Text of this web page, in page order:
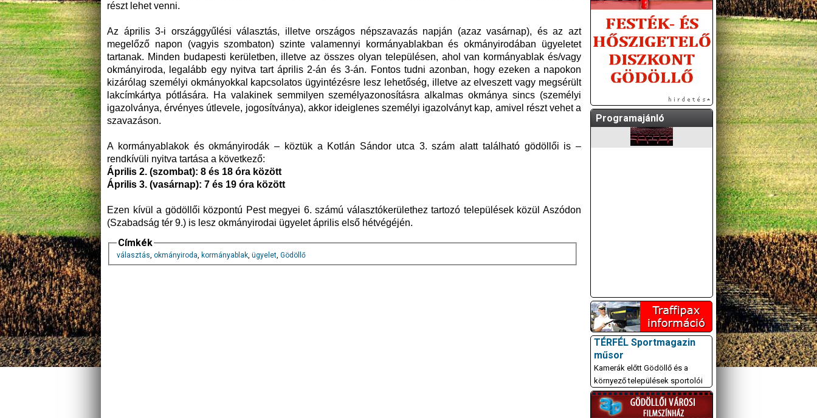
részt lehet venni.
Az április 3-i országgyűlési választás, illetve országos népszavazás napján (azaz vasárnap), és az azt
megelőző napon (vagyis szombaton) szinte valamennyi kormányablakban és okmányirodában ügyeletet
tartanak. Minden budapesti kerületben, illetve az összes olyan településen, ahol van kormányablak és/vagy
okmányiroda, legalább egy nyitva tart április 2-án és 3-án. Fontos tudni azonban, hogy ezeken a napokon
kizárólag személyi okmányokkal kapcsolatos ügyintézésre lesz lehetőség, illetve az elveszett vagy megsérült
lakcímkártya pótlására. Ha valakinek semmilyen személyazonosításra alkalmas okmánya sincs (személyi
igazolványa, érvényes útlevele, jogosítványa), akkor ideiglenes személyi igazolványt kap, amivel részt vehet a
szavazáson.
A kormányablakok és okmányirodák – köztük a Kotlán Sándor utca 3. szám alatt található gödöllői is –
rendkívüli nyitva tartása a következő:
Április 2. (szombat): 8 és 18 óra között
Április 3. (vasárnap): 7 és 19 óra között
Ezen kívül a gödöllői központú Pest megyei 6. számú választókerülethez tartozó települések közül Aszódon
(Szabadság tér 9.) is lesz okmányirodai ügyelet április első hétvégéjén.
Címkék
választás, okmányiroda, kormányablak, ügyelet, Gödöllő
Programajánló
A GÖDÖLLŐI ÉS
KÖRNYÉKBELI
KULTURÁLIS- ÉS
SPORTPROGRAMOKAT
KÖZÖSSÉGI
OLDALUNKON TESSZÜK
KÖZZÉ!
TÉRFÉL Sportmagazin
műsor
Kamerák előtt Gödöllő és a
környező települések sportolói